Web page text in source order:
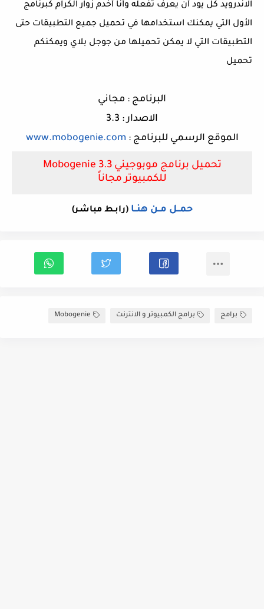
الاندرويد كل يود أن يعرف تفعله وأنا أخدم زوار الكرام كبرنامج
الأول التي يمكنك استخدامها في تحميل جميع التطبيقات حتى
التطبيقات التي لا يمكن تحميلها من جوجل بلاي ويمكنكم
تحميل
البرنامج : مجاني
الاصدار : 3.3
الموقع الرسمي للبرنامج : www.mobogenie.com
تحميل برنامج موبوجيني Mobogenie 3.3
للكمبيوتر مجاناً
حمــل مــن هنــا (رابـط مباشـر)
برامج برامج الكمبيوتر و الانترنت Mobogenie